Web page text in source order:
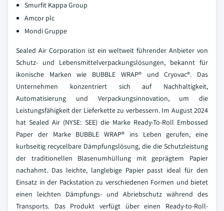
Smurfit Kappa Group
Amcor plc
Mondi Gruppe
Sealed Air Corporation ist ein weltweit führender Anbieter von
Schutz- und Lebensmittelverpackungslösungen, bekannt für
ikonische Marken wie BUBBLE WRAP® und Cryovac®. Das
Unternehmen konzentriert sich auf Nachhaltigkeit,
Automatisierung und Verpackungsinnovation, um die
Leistungsfähigkeit der Lieferkette zu verbessern. Im August 2024
hat Sealed Air (NYSE: SEE) die Marke Ready-To-Roll Embossed
Paper der Marke BUBBLE WRAP® ins Leben gerufen, eine
kurbseitig recycelbare Dämpfungslösung, die die Schutzleistung
der traditionellen Blasenumhüllung mit geprägtem Papier
nachahmt. Das leichte, langlebige Papier passt ideal für den
Einsatz in der Packstation zu verschiedenen Formen und bietet
einen leichten Dämpfungs- und Abriebschutz während des
Transports. Das Produkt verfügt über einen Ready-to-Roll-